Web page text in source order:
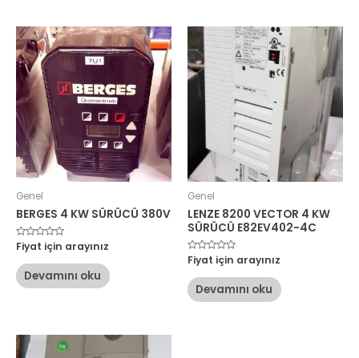
Genel
BERGES 4 KW SÜRÜCÜ 380V
5
üzerinden
oy
aldı
Fiyat için arayınız
Devamını oku
Genel
LENZE 8200 VECTOR 4 KW
SÜRÜCÜ E82EV402-4C
5
üzerinden
oy
aldı
Fiyat için arayınız
Devamını oku